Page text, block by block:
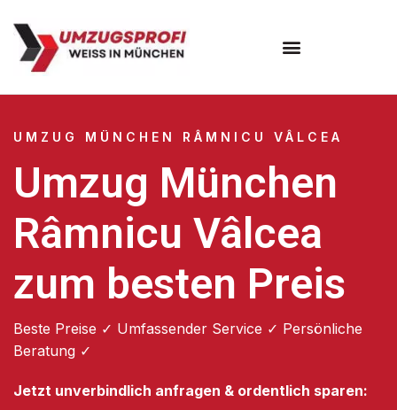
UMZUG MÜNCHEN RÂMNICU VÂLCEA
Umzug München
Râmnicu Vâlcea
zum besten Preis
Beste Preise ✓ Umfassender Service ✓ Persönliche
Beratung ✓
Jetzt unverbindlich anfragen & ordentlich sparen: